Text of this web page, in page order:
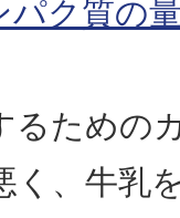
パク質の
るための
く、牛乳